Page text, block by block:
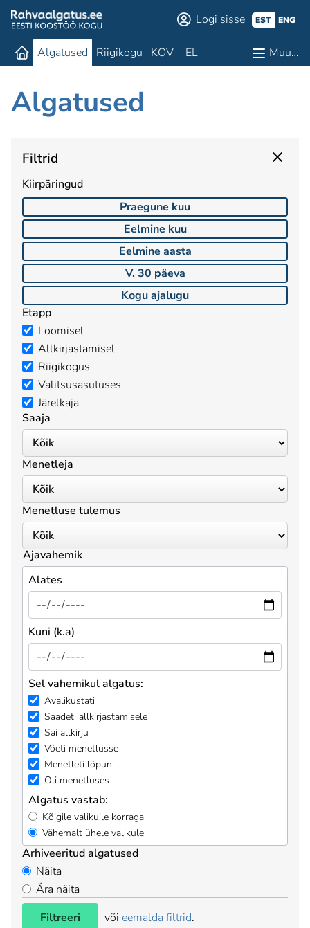
Logi sisse EST ENG
Algatused Riigikogu KOV EL Muu…
Algatused
Filtrid
Kiirpäringud
Praegune kuu
Eelmine kuu
Eelmine aasta
V. 30 päeva
Kogu ajalugu
Etapp
Loomisel
Allkirjastamisel
Riigikogus
Valitsusasutuses
Järelkaja
Saaja
Menetleja
Menetluse tulemus
Ajavahemik
Alates
Kuni (k.a)
Sel vahemikul algatus:
Avalikustati
Saadeti allkirjastamisele
Sai allkirju
Võeti menetlusse
Menetleti lõpuni
Oli menetluses
Algatus vastab:
Kõigile valikuile korraga
Vähemalt ühele valikule
Arhiveeritud algatused
Näita
Ära näita
Filtreeri
või eemalda filtrid.